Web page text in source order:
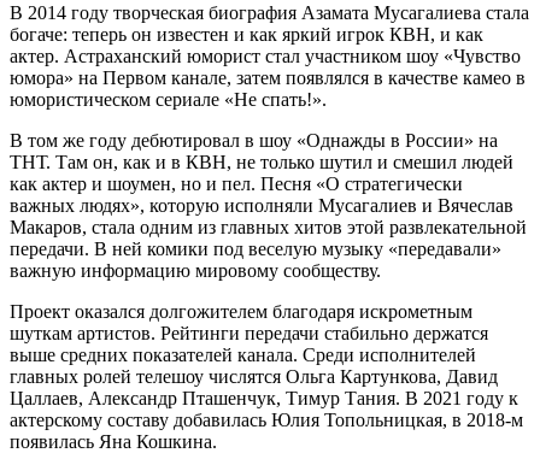
В 2014 году творческая биография Азамата Мусагалиева стала
богаче: теперь он известен и как яркий игрок КВН, и как
актер. Астраханский юморист стал участником шоу «Чувство
юмора» на Первом канале, затем появлялся в качестве камео в
юмористическом сериале «Не спать!».
В том же году дебютировал в шоу «Однажды в России» на
ТНТ. Там он, как и в КВН, не только шутил и смешил людей
как актер и шоумен, но и пел. Песня «О стратегически
важных людях», которую исполняли Мусагалиев и Вячеслав
Макаров, стала одним из главных хитов этой развлекательной
передачи. В ней комики под веселую музыку «передавали»
важную информацию мировому сообществу.
Проект оказался долгожителем благодаря искрометным
шуткам артистов. Рейтинги передачи стабильно держатся
выше средних показателей канала. Среди исполнителей
главных ролей телешоу числятся Ольга Картункова, Давид
Цаллаев, Александр Пташенчук, Тимур Тания. В 2021 году к
актерскому составу добавилась Юлия Топольницкая, в 2018-м
появилась Яна Кошкина.